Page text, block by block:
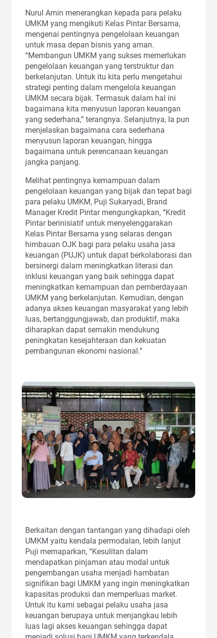
Nurul Amin menerangkan kepada para pelaku
UMKM yang mengikuti Kelas Pintar Bersama,
mengenai pentingnya pengelolaan keuangan
untuk masa depan bisnis yang aman.
“Membangun UMKM yang sukses memerlukan
pengelolaan keuangan yang terstruktur dan
berkelanjutan. Untuk itu kita perlu mengetahui
strategi penting dalam mengelola keuangan
UMKM secara bijak. Termasuk dalam hal ini
bagaimana kita menyusun laporan keuangan
yang sederhana,” terangnya. Selanjutnya, Ia pun
menjelaskan bagaimana cara sederhana
menyusun laporan keuangan, hingga
bagaimana untuk perencanaan keuangan
jangka panjang.
Melihat pentingnya kemampuan dalam
pengelolaan keuangan yang bijak dan tepat bagi
para pelaku UMKM, Puji Sukaryadi, Brand
Manager Kredit Pintar mengungkapkan, “Kredit
Pintar berinisiatif untuk menyelenggarakan
Kelas Pintar Bersama yang selaras dengan
himbauan OJK bagi para pelaku usaha jasa
keuangan (PUJK) untuk dapat berkolaborasi dan
bersinergi dalam meningkatkan literasi dan
inklusi keuangan yang baik sehingga dapat
meningkatkan kemampuan dan pemberdayaan
UMKM yang berkelanjutan. Kemudian, dengan
adanya akses keuangan masyarakat yang lebih
luas, bertanggungjawab, dan produktif, maka
diharapkan dapat semakin mendukung
peningkatan kesejahteraan dan kekuatan
pembangunan ekonomi nasional.”
Berkaitan dengan tantangan yang dihadapi oleh
UMKM yaitu kendala permodalan, lebih lanjut
Puji memaparkan, “Kesulitan dalam
mendapatkan pinjaman atau modal untuk
pengembangan usaha menjadi hambatan
signifikan bagi UMKM yang ingin meningkatkan
kapasitas produksi dan memperluas market.
Untuk itu kami sebagai pelaku usaha jasa
keuangan berupaya untuk menjangkau lebih
luas lagi akses keuangan sehingga dapat